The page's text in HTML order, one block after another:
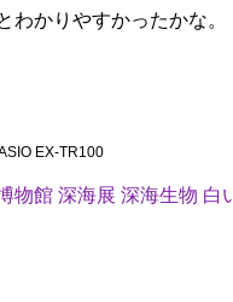
わかりやすかったかな。
EX-TR100